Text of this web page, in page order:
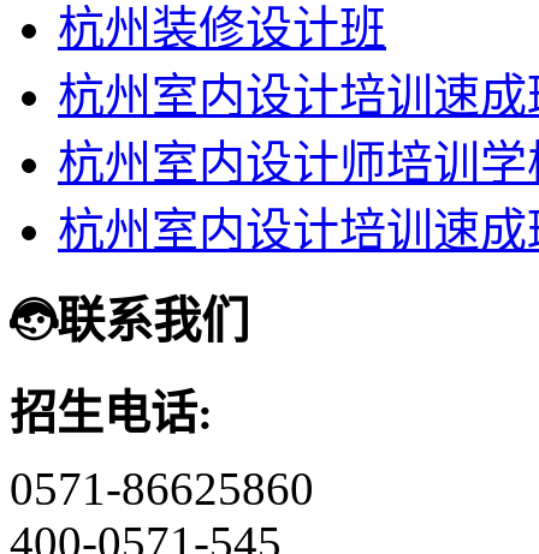
杭州装修设计班
杭州室内设计培训速成
杭州室内设计师培训
杭州室内设计培训速成
联系我们
招生电话:
0571-86625860
400-0571-545